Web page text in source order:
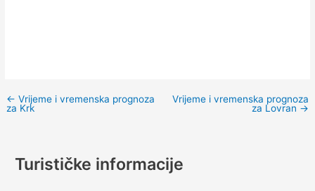
← Vrijeme i vremenska prognoza
za Krk
Vrijeme i vremenska prognoza
za Lovran →
Turističke informacije